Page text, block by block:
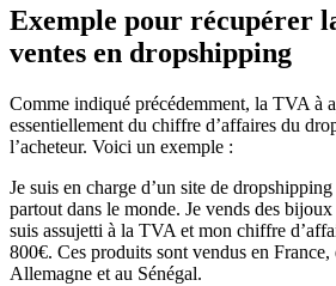
Exemple pour récupérer
ventes en dropshipping
Comme indiqué précédemment, la TVA à
essentiellement du chiffre d’affaires du
l’acheteur. Voici un exemple :
Je suis en charge d’un site de
partout dans le monde. Je vends des
suis assujetti à la TVA et mon chiffre
800€. Ces produits sont vendus en
Allemagne et au Sénégal.